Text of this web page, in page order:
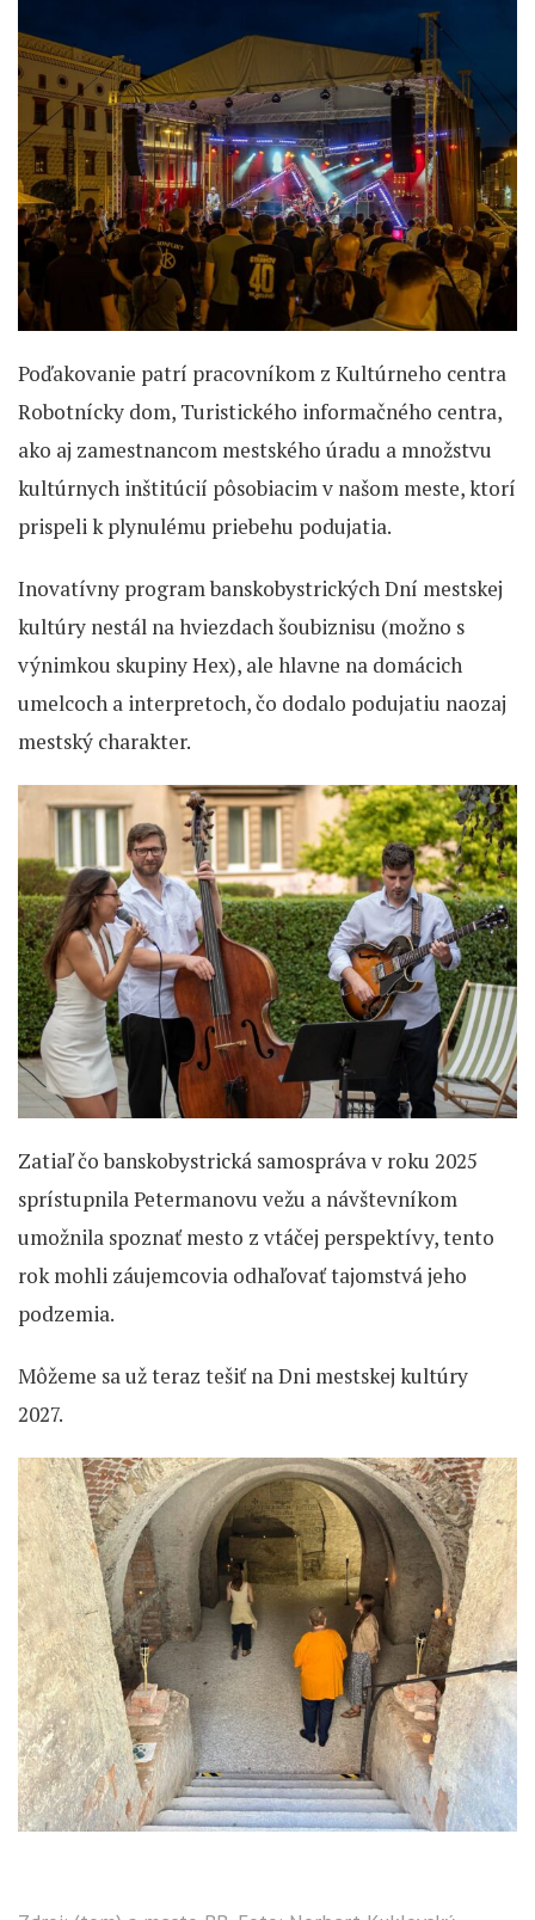
Poďakovanie patrí pracovníkom z Kultúrneho centra
Robotnícky dom, Turistického informačného centra,
ako aj zamestnancom mestského úradu a množstvu
kultúrnych inštitúcií pôsobiacim v našom meste, ktorí
prispeli k plynulému priebehu podujatia.
Inovatívny program banskobystrických Dní mestskej
kultúry nestál na hviezdach šoubiznisu (možno s
výnimkou skupiny Hex), ale hlavne na domácich
umelcoch a interpretoch, čo dodalo podujatiu naozaj
mestský charakter.
Zatiaľ čo banskobystrická samospráva v roku 2025
sprístupnila Petermanovu vežu a návštevníkom
umožnila spoznať mesto z vtáčej perspektívy, tento
rok mohli záujemcovia odhaľovať tajomstvá jeho
podzemia.
Môžeme sa už teraz tešiť na Dni mestskej kultúry
2027.